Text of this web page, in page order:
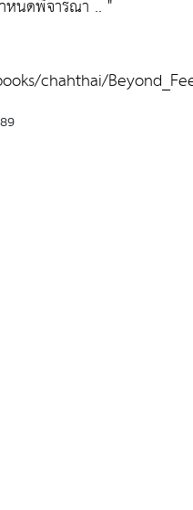
หนดพิจารณา .. "
chahthai/